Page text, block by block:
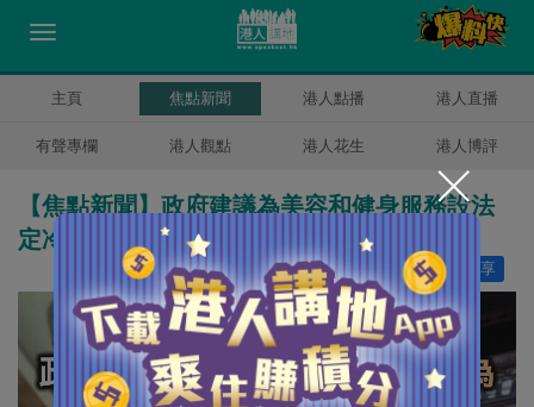
主頁 焦點新聞 港人點播 港人直播
有聲專欄 港人觀點 港人花生 港人博評
【焦點新聞】政府建議為美容和健身服務設法
定冷靜期 打擊威嚇性營業行為
分享
讚好 0